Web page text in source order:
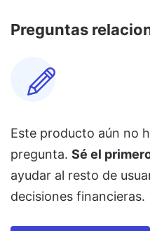
Preguntas
Este producto aún no
pregunta. Sé el
ayudar al resto de
decisiones financieras.